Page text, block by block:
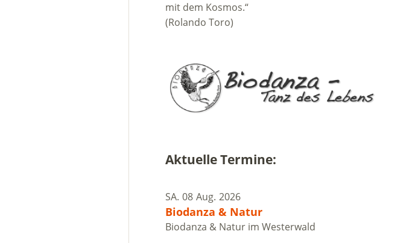
mit dem Kosmos.“
(Rolando Toro)
Aktuelle Termine:
SA. 08 Aug. 2026
Biodanza & Natur
Biodanza & Natur im Westerwald